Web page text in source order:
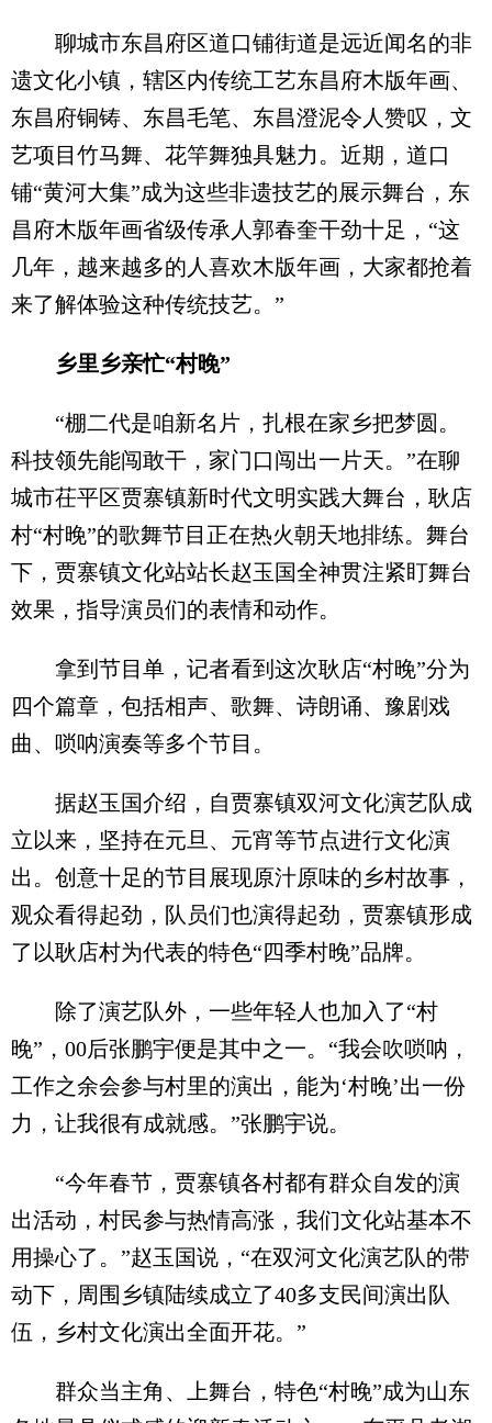
聊城市东昌府区道口铺街道是远近闻名的非
遗文化小镇，辖区内传统工艺东昌府木版年画、
东昌府铜铸、东昌毛笔、东昌澄泥令人赞叹，文
艺项目竹马舞、花竿舞独具魅力。近期，道口
铺“黄河大集”成为这些非遗技艺的展示舞台，东
昌府木版年画省级传承人郭春奎干劲十足，“这
几年，越来越多的人喜欢木版年画，大家都抢着
来了解体验这种传统技艺。”
乡里乡亲忙“村晚”
“棚二代是咱新名片，扎根在家乡把梦圆。
科技领先能闯敢干，家门口闯出一片天。”在聊
城市茌平区贾寨镇新时代文明实践大舞台，耿店
村“村晚”的歌舞节目正在热火朝天地排练。舞台
下，贾寨镇文化站站长赵玉国全神贯注紧盯舞台
效果，指导演员们的表情和动作。
拿到节目单，记者看到这次耿店“村晚”分为
四个篇章，包括相声、歌舞、诗朗诵、豫剧戏
曲、唢呐演奏等多个节目。
据赵玉国介绍，自贾寨镇双河文化演艺队成
立以来，坚持在元旦、元宵等节点进行文化演
出。创意十足的节目展现原汁原味的乡村故事，
观众看得起劲，队员们也演得起劲，贾寨镇形成
了以耿店村为代表的特色“四季村晚”品牌。
除了演艺队外，一些年轻人也加入了“村
晚”，00后张鹏宇便是其中之一。“我会吹唢呐，
工作之余会参与村里的演出，能为‘村晚’出一份
力，让我很有成就感。”张鹏宇说。
“今年春节，贾寨镇各村都有群众自发的演
出活动，村民参与热情高涨，我们文化站基本不
用操心了。”赵玉国说，“在双河文化演艺队的带
动下，周围乡镇陆续成立了40多支民间演出队
伍，乡村文化演出全面开花。”
群众当主角、上舞台，特色“村晚”成为山东